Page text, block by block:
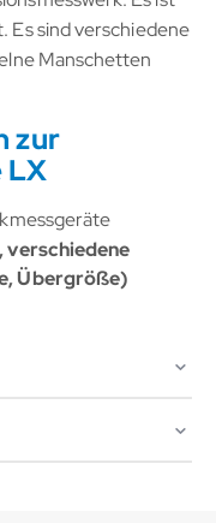
Es sind verschiedene
Manschetten
zur
LX
verschiedene
Übergröße)